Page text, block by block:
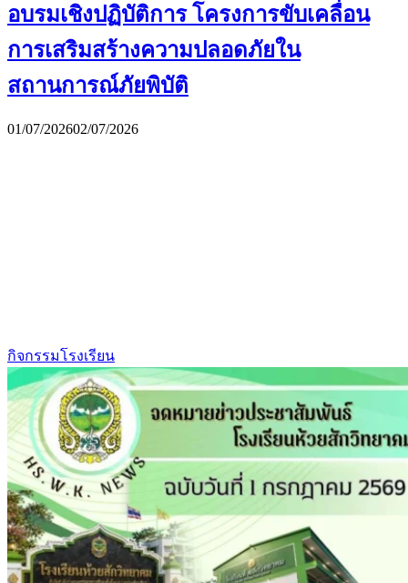
อบรมเชิงปฏิบัติการ โครงการขับเคลื่อน
การเสริมสร้างความปลอดภัยใน
สถานการณ์ภัยพิบัติ
01/07/202602/07/2026
กิจกรรมโรงเรียน